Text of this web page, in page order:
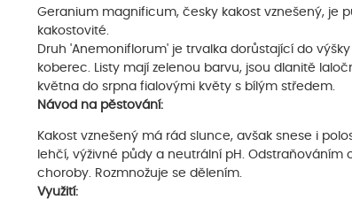
Geranium magnificum, česky kakost vznešený, je
kakostovité.
Druh 'Anemoniflorum' je trvalka dorůstající do
koberec. Listy mají zelenou barvu, jsou dlanitě
května do srpna fialovými květy s bílým středem.
Návod na pěstování:
Kakost vznešený má rád slunce, avšak snese i
lehčí, výživné půdy a neutrální pH.
choroby. Rozmnožuje se dělením.
Využití: